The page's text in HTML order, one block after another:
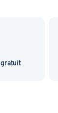
gratuit